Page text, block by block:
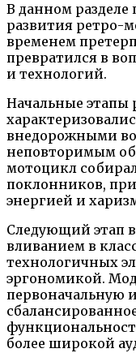
В данном
развития ретро-
временем
превратился в
и технологий.
Начальные этапы
внедорожными
неповторимым
мотоцикл
поклонников,
энергией и
Следующий этап
вливанием в
технологичных
эргономикой.
первоначальную
более широкой